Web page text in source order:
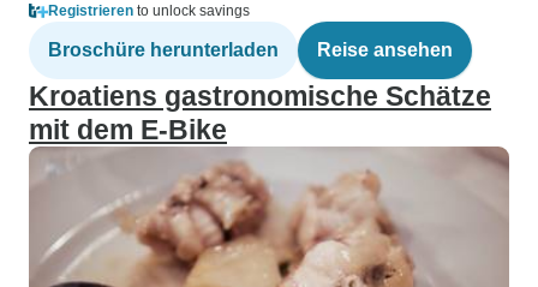
Registrieren to unlock savings
Broschüre herunterladen Reise ansehen
Kroatiens gastronomische Schätze
mit dem E-Bike